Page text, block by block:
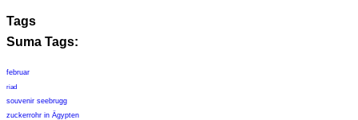
Tags
Suma Tags:
februar
riad
souvenir seebrugg
zuckerrohr in Ägypten